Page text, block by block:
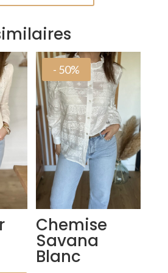
- 50%
Chemise
Savana
Blanc